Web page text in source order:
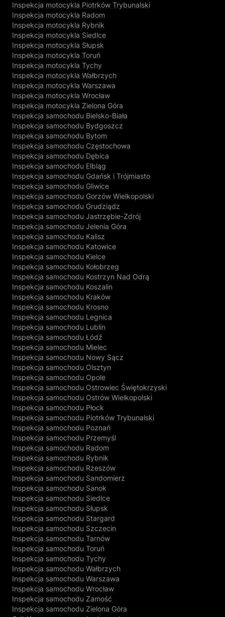
Inspekcja motocykla Piotrków Trybunalski
Inspekcja motocykla Radom
Inspekcja motocykla Rybnik
Inspekcja motocykla Siedlce
Inspekcja motocykla Słupsk
Inspekcja motocykla Toruń
Inspekcja motocykla Tychy
Inspekcja motocykla Wałbrzych
Inspekcja motocykla Warszawa
Inspekcja motocykla Wrocław
Inspekcja motocykla Zielona Góra
Inspekcja samochodu Bielsko-Biała
Inspekcja samochodu Bydgoszcz
Inspekcja samochodu Bytom
Inspekcja samochodu Częstochowa
Inspekcja samochodu Dębica
Inspekcja samochodu Elbląg
Inspekcja samochodu Gdańsk i Trójmiasto
Inspekcja samochodu Gliwice
Inspekcja samochodu Gorzów Wielkopolski
Inspekcja samochodu Grudziądz
Inspekcja samochodu Jastrzębie-Zdrój
Inspekcja samochodu Jelenia Góra
Inspekcja samochodu Kalisz
Inspekcja samochodu Katowice
Inspekcja samochodu Kielce
Inspekcja samochodu Kołobrzeg
Inspekcja samochodu Kostrzyn Nad Odrą
Inspekcja samochodu Koszalin
Inspekcja samochodu Kraków
Inspekcja samochodu Krosno
Inspekcja samochodu Legnica
Inspekcja samochodu Lublin
Inspekcja samochodu Łódź
Inspekcja samochodu Mielec
Inspekcja samochodu Nowy Sącz
Inspekcja samochodu Olsztyn
Inspekcja samochodu Opole
Inspekcja samochodu Ostrowiec Świętokrzyski
Inspekcja samochodu Ostrów Wielkopolski
Inspekcja samochodu Płock
Inspekcja samochodu Piotrków Trybunalski
Inspekcja samochodu Poznań
Inspekcja samochodu Przemyśl
Inspekcja samochodu Radom
Inspekcja samochodu Rybnik
Inspekcja samochodu Rzeszów
Inspekcja samochodu Sandomierz
Inspekcja samochodu Sanok
Inspekcja samochodu Siedlce
Inspekcja samochodu Słupsk
Inspekcja samochodu Stargard
Inspekcja samochodu Szczecin
Inspekcja samochodu Tarnów
Inspekcja samochodu Toruń
Inspekcja samochodu Tychy
Inspekcja samochodu Wałbrzych
Inspekcja samochodu Warszawa
Inspekcja samochodu Wrocław
Inspekcja samochodu Zamość
Inspekcja samochodu Zielona Góra